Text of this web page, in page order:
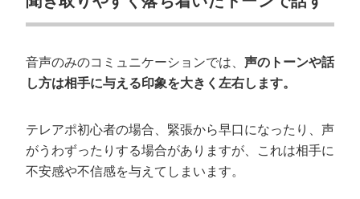
音声のみのコミュニケーションでは、 声のトーンや話
し方は相手に与える印象を大きく左右します。
テレアポ初心者の場合、緊張から早口になったり、声
がうわずったりする場合がありますが、これは相手に
不安感や不信感を与えてしまいます。